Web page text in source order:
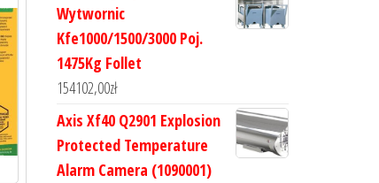
Wytwornic
Kfe1000/1500/3000 Poj.
1475Kg Follet
154102,00zł
Axis Xf40 Q2901 Explosion
Protected Temperature
Alarm Camera (1090001)